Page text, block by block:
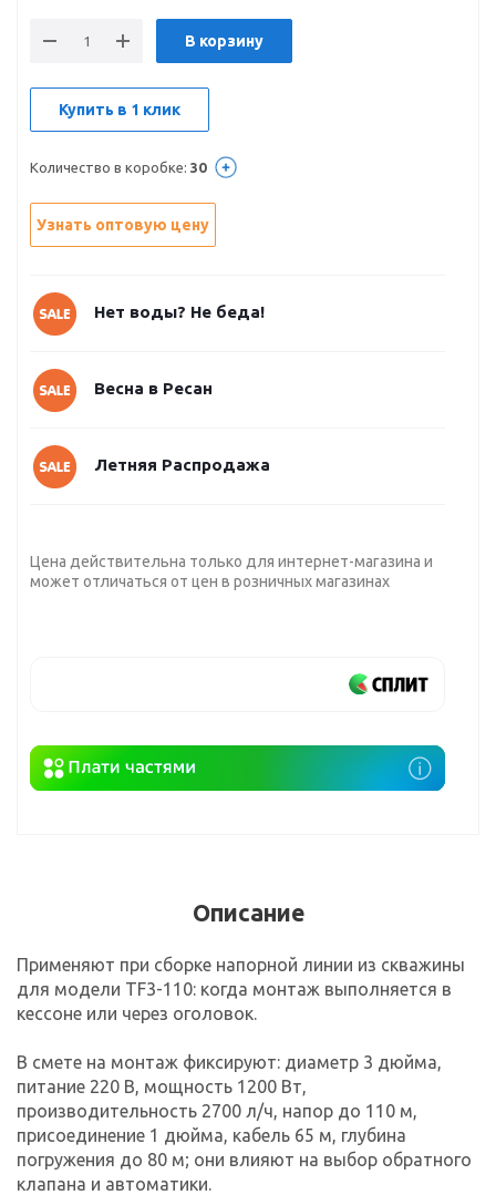
В корзину
Купить в 1 клик
Количество в коробке: 30
Узнать оптовую цену
Нет воды? Не беда!
Весна в Ресан
Летняя Распродажа
Цена действительна только для интернет-магазина и
может отличаться от цен в розничных магазинах
Описание
Применяют при сборке напорной линии из скважины
для модели TF3-110: когда монтаж выполняется в
кессоне или через оголовок.
В смете на монтаж фиксируют: диаметр 3 дюйма,
питание 220 В, мощность 1200 Вт,
производительность 2700 л/ч, напор до 110 м,
присоединение 1 дюйма, кабель 65 м, глубина
погружения до 80 м; они влияют на выбор обратного
клапана и автоматики.